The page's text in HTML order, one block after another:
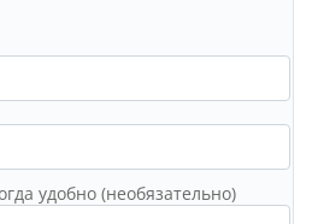
удобно (необязательно)